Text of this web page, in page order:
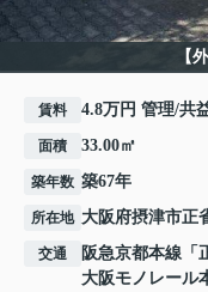
【
賃料 4.8万円 管理/共
面積 33.00㎡
築年数 築67年
所在地 大阪府摂津市正
交通 阪急京都本線 「
大阪モノレール